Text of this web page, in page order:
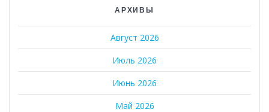
АРХИВЫ
Август 2026
Июль 2026
Июнь 2026
Май 2026